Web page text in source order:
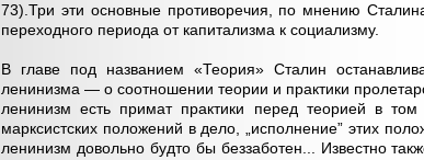
73).Три эти основные противоречия, по мнению
переходного периода от капитализма к социализму.
В главе под названием «Теория» Сталин
ленинизма — о соотношении теории и практики
ленинизм есть примат практики перед теорией в
марксистских положений в дело, „исполнение” этих
ленинизм довольно будто бы беззаботен... Известно